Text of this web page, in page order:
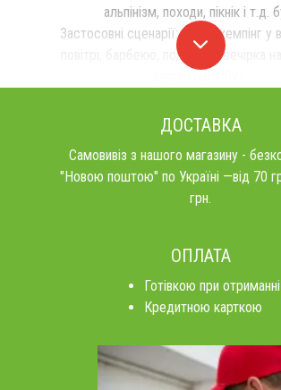
альпінізм, походи, пікнік і т.д.
Застосовні сценарії: кухня, кемпінг у
повітрі, барбекю, подорожі, вечірка
ДОСТАВКА
Самовивіз з нашого магазину -
"Новою поштою" по Україні —від 70
грн.
ОПЛАТА
Готівкою при отриманні
Кредитною карткою